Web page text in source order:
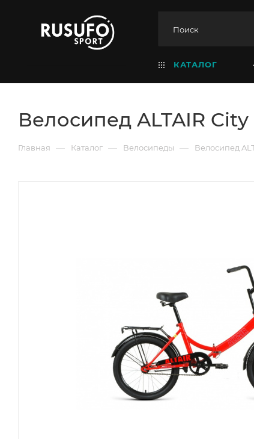
КАТАЛОГ
Велосипед ALTAIR City
Главная — Каталог — Велосипеды — Велосипед